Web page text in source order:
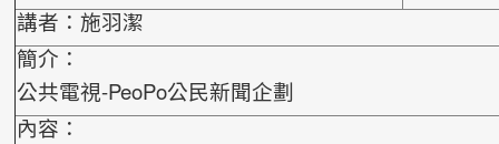
講者：施羽潔
簡介：
公共電視-PeoPo公民新聞企劃
內容：